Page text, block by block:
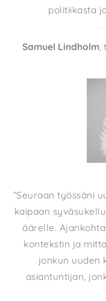
politiikasta
Samuel Lindholm
”Seuraan työssäni
kaipaan
äärelle.
kontekstin ja
jonkun uuden
asiantuntijan,